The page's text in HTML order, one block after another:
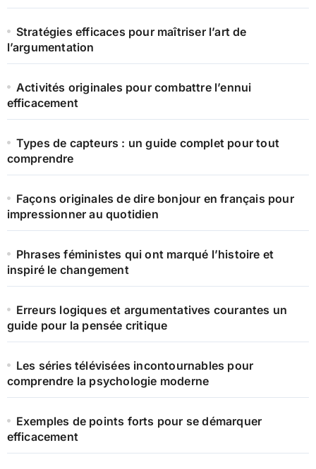
Stratégies efficaces pour maîtriser l’art de
l’argumentation
Activités originales pour combattre l’ennui
efficacement
Types de capteurs : un guide complet pour tout
comprendre
Façons originales de dire bonjour en français pour
impressionner au quotidien
Phrases féministes qui ont marqué l’histoire et
inspiré le changement
Erreurs logiques et argumentatives courantes un
guide pour la pensée critique
Les séries télévisées incontournables pour
comprendre la psychologie moderne
Exemples de points forts pour se démarquer
efficacement